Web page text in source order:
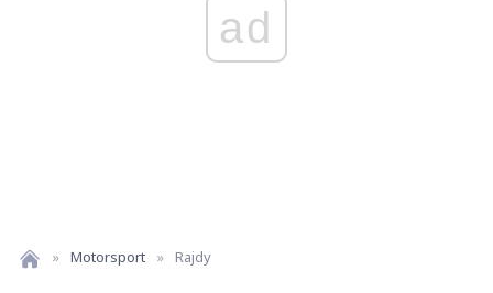
ad
» Motorsport » Rajdy